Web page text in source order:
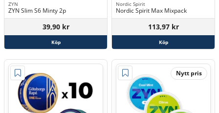
ZYN
ZYN Slim S6 Minty 2p
39,90 kr
Köp
Nordic Spirit
Nordic Spirit Max Mixpack
113,97 kr
Köp
Nytt pris